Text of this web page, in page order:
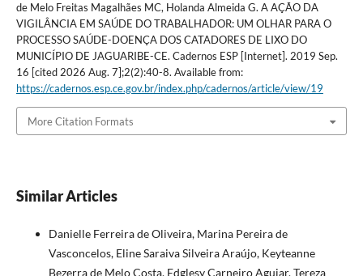
de Melo Freitas Magalhães MC, Holanda Almeida G. A AÇÃO DA
VIGILÂNCIA EM SAÚDE DO TRABALHADOR: UM OLHAR PARA O
PROCESSO SAÚDE-DOENÇA DOS CATADORES DE LIXO DO
MUNICÍPIO DE JAGUARIBE-CE. Cadernos ESP [Internet]. 2019 Sep.
16 [cited 2026 Aug. 7];2(2):40-8. Available from:
https://cadernos.esp.ce.gov.br/index.php/cadernos/article/view/19
More Citation Formats
Similar Articles
Danielle Ferreira de Oliveira, Marina Pereira de
Vasconcelos, Eline Saraiva Silveira Araújo, Keyteanne
Bezerra de Melo Costa, Edglesy Carneiro Aguiar, Tereza